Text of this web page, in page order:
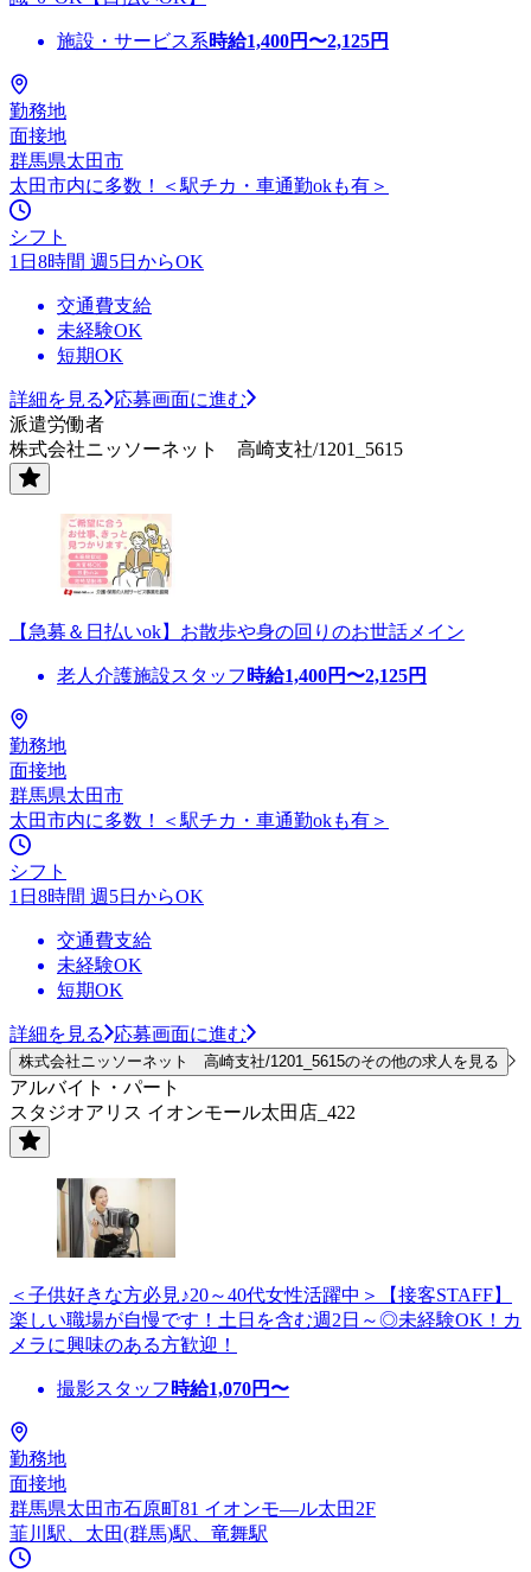
施設・サービス系時給1,400円〜2,125円
勤務地
面接地
群馬県太田市
太田市内に多数！＜駅チカ・車通勤okも有＞
シフト
1日8時間 週5日からOK
交通費支給
未経験OK
短期OK
詳細を見る
応募画面に進む
派遣労働者
株式会社ニッソーネット 高崎支社/1201_5615
【急募＆日払いok】お散歩や身の回りのお世話メイン
老人介護施設スタッフ 時給1,400円〜2,125円
勤務地
面接地
群馬県太田市
太田市内に多数！＜駅チカ・車通勤okも有＞
シフト
1日8時間 週5日からOK
交通費支給
未経験OK
短期OK
詳細を見る 応募画面に進む
株式会社ニッソーネット 高崎支社/1201_5615のその他の求人を見る
アルバイト・パート
スタジオアリス イオンモール太田店_422
＜子供好きな方必見♪20～40代女性活躍中＞【接客STAFF】
楽しい職場が自慢です！土日を含む週2日～◎未経験OK！カ
メラに興味のある方歓迎！
撮影スタッフ 時給1,070円〜
勤務地
面接地
群馬県太田市石原町81 イオンモ—ル太田2F
韮川駅、太田(群馬)駅、竜舞駅